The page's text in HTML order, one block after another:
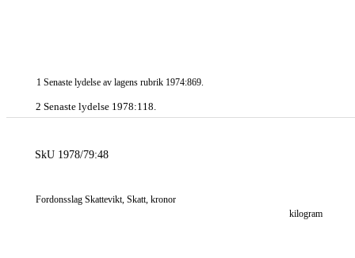
1 Senaste lydelse av lagens rubrik 1974:869.
2 Senaste lydelse 1978:118.
SkU 1978/79:48
Fordonsslag Skattevikt, Skatt, kronor
kilogram